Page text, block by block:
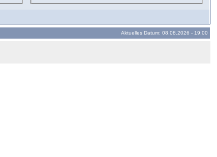
Aktuelles Datum: 08.08.2026 - 19:00